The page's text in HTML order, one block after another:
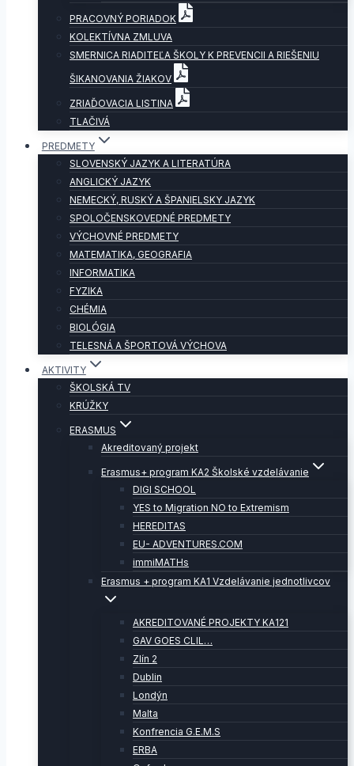
PRACOVNÝ PORIADOK
KOLEKTÍVNA ZMLUVA
SMERNICA RIADITEĽA ŠKOLY K PREVENCII A RIEŠENIU
ŠIKANOVANIA ŽIAKOV
ZRIAĎOVACIA LISTINA
TLAČIVÁ
PREDMETY
SLOVENSKÝ JAZYK A LITERATÚRA
ANGLICKÝ JAZYK
NEMECKÝ, RUSKÝ A ŠPANIELSKY JAZYK
SPOLOČENSKOVEDNÉ PREDMETY
VÝCHOVNÉ PREDMETY
MATEMATIKA, GEOGRAFIA
INFORMATIKA
FYZIKA
CHÉMIA
BIOLÓGIA
TELESNÁ A ŠPORTOVÁ VÝCHOVA
AKTIVITY
ŠKOLSKÁ TV
KRÚŽKY
ERASMUS
Akreditovaný projekt
Erasmus+ program KA2 Školské vzdelávanie
DIGI SCHOOL
YES to Migration NO to Extremism
HEREDITAS
EU- ADVENTURES.COM
immiMATHs
Erasmus + program KA1 Vzdelávanie jednotlivcov
AKREDITOVANÉ PROJEKTY KA121
GAV GOES CLIL…
Zlín 2
Dublin
Londýn
Malta
Konfrencia G.E.M.S
ERBA